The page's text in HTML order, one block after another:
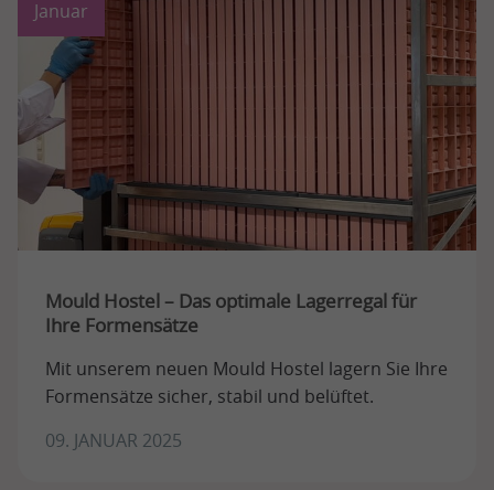
Januar
Mould Hostel – Das optimale Lagerregal für
Ihre Formensätze
Mit unserem neuen Mould Hostel lagern Sie Ihre
Formensätze sicher, stabil und belüftet.
09. JANUAR 2025